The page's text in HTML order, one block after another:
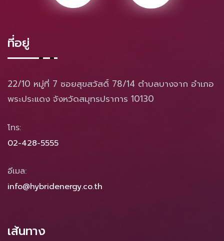
ที่อยู่
22/10 หมู่ที่ 7 ซอยสุขสวัสดิ์ 78/14 ตำบลบางจาก อำเภอ
พระประแดง จังหวัดสมุทรปราการ 10130
โทร:
02-428-5555
อีเมล:
info@hybridenergy.co.th
เส้นทาง